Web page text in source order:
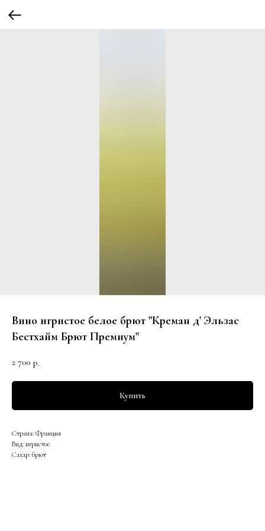
Вино игристое белое брют "Креман д' Эльзас
Бестхайм Брют Премиум"
2 700 р.
Купить
Страна: Франция
Вид: игристое
Сахар: брют